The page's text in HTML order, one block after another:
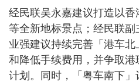
经民联吴永嘉建议打造以香
等全新地标景点；经民联副
业强建议持续完善「港车
和降低手续费用，并争取
计划。同时，「粤车南下